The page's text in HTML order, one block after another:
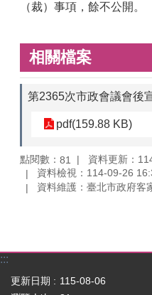
（裁）事項，餘不公開。
相關檔案
第2365次市政會議會後
pdf(159.88 KB)
點閱數： 81
資料更新：
資料檢視：114-09-26
資料維護：臺北市政府客
:::
更新日期
115-08-06